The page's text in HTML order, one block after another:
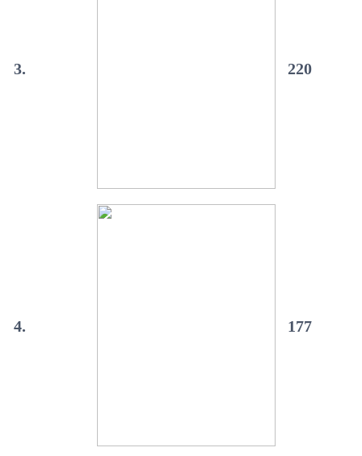
3. 220
4. 177